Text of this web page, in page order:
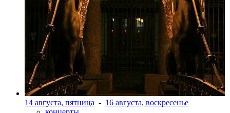
14 августа, пятница - 16 августа, воскресенье